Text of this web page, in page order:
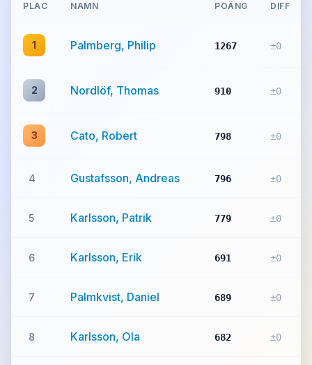
PLAC NAMN POÄNG DIFF
1 Palmberg, Philip 1267 ±0
2 Nordlöf, Thomas 910 ±0
3 Cato, Robert 798 ±0
4 Gustafsson, Andreas 796 ±0
5 Karlsson, Patrik 779 ±0
6 Karlsson, Erik 691 ±0
7 Palmkvist, Daniel 689 ±0
8 Karlsson, Ola 682 ±0